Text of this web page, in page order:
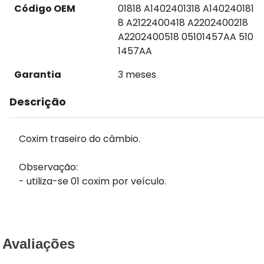
Código OEM
01818 A1402401318 A140240181
8 A2122400418 A2202400218
A2202400518 05101457AA 510
1457AA
Garantia
3 meses
Descrição
Coxim traseiro do câmbio.
Observação:
- utiliza-se 01 coxim por veículo.
Avaliações